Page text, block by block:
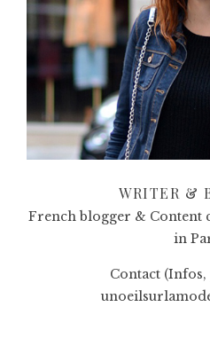
WRITER &
French blogger & Content
in
Contact